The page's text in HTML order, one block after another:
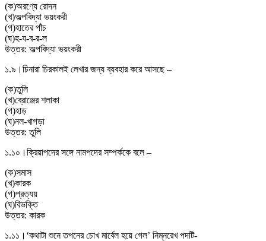
(ক)অরণ্যে রােদন
(খ)অল্পবিদ্যা ভয়ংকরী
(গ)হাতের পাঁচ
(ঘ)হ-য-ব-র-ল
উত্তর: অল্পবিদ্যা ভয়ংকরী
১.৯। চিনারা চিরকালই লেখার জন্য ব্যবহার করে আসছে –
(ক)তুলি
(খ)ব্রোঞ্জের শলাকা
(গ)হাড়
(ঘ)নল-খাগড়া
উত্তর:তুলি
১.১০। ক্রিয়াপদের সঙ্গে নামপদের সম্পর্ককে বলে –
(ক)সমাস
(খ)কারক
(গ)প্রত্যয়
(ঘ)বিভক্তি
উত্তর: কারক
১.১১। ‘কথাটা শুনে তপনের চোখ মার্বেল হয়ে গেল’ নিম্নরেখ পদটি-